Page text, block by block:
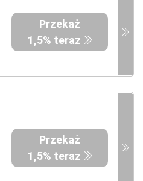
Przekaż
1,5% teraz
Przekaż
1,5% teraz